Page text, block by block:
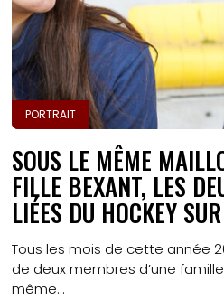
PORTRAIT
SOUS LE MÊME
FILLE BEXANT, LES
LIÉES DU HOCKEY
Tous les mois de cette année
de deux membres d’une
même...